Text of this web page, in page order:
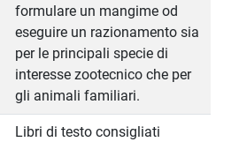
formulare un mangime od
eseguire un razionamento sia
per le principali specie di
interesse zootecnico che per
gli animali familiari.
Libri di testo consigliati